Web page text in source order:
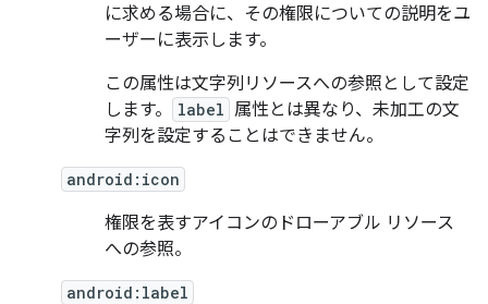
に求める場合に、その権限についての説明をユ
ーザーに表示します。
この属性は文字列リソースへの参照として設定
します。
label 属性とは異なり、未加工の文
字列を設定することはできません。
android:icon
権限を表すアイコンのドローアブル リソース
への参照。
android:label